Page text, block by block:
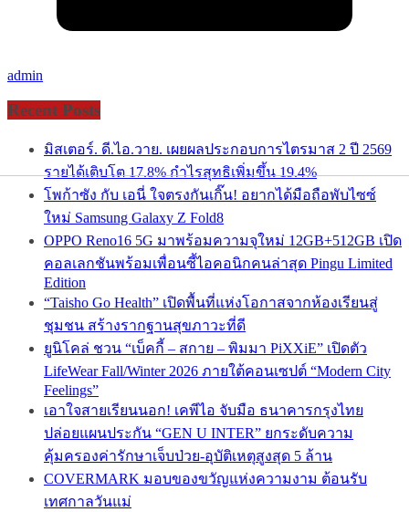
admin
Recent Posts
มิสเตอร์. ดี.ไอ.วาย. เผยผลประกอบการไตรมาส 2 ปี 2569
รายได้เติบโต 17.8% กำไรสุทธิเพิ่มขึ้น 19.4%
โพก้าซัง กับ เอนี่ ใจตรงกันเกิ๊น! อยากได้มือถือพับไซซ์
ใหม่ Samsung Galaxy Z Fold8
OPPO Reno16 5G มาพร้อมความจุใหม่ 12GB+512GB เปิด
คอลเลกชันพร้อมเพื่อนซี้ไอคอนิกคนล่าสุด Pingu Limited
Edition
“Taisho Go Health” เปิดพื้นที่แห่งโอกาสจากห้องเรียนสู่
ชุมชน สร้างรากฐานสุขภาวะที่ดี
ยูนิโคล่ ชวน “เบ็คกี้ – สกาย – พิมมา PiXXiE” เปิดตัว
LifeWear Fall/Winter 2026 ภายใต้คอนเซปต์ “Modern City
Feelings”
เอาใจสายเรียนนอก! เคพีไอ จับมือ ธนาคารกรุงไทย
ปล่อยแผนประกัน “GEN U INTER” ยกระดับความ
คุ้มครองค่ารักษาเจ็บป่วย-อุบัติเหตุสูงสุด 5 ล้าน
COVERMARK มอบของขวัญแห่งความงาม ต้อนรับ
เทศกาลวันแม่